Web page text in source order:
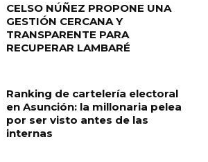
CELSO NÚÑEZ PROPONE UNA
GESTIÓN CERCANA Y
TRANSPARENTE PARA
RECUPERAR LAMBARÉ
Ranking de cartelería electoral
en Asunción: la millonaria pelea
por ser visto antes de las
internas